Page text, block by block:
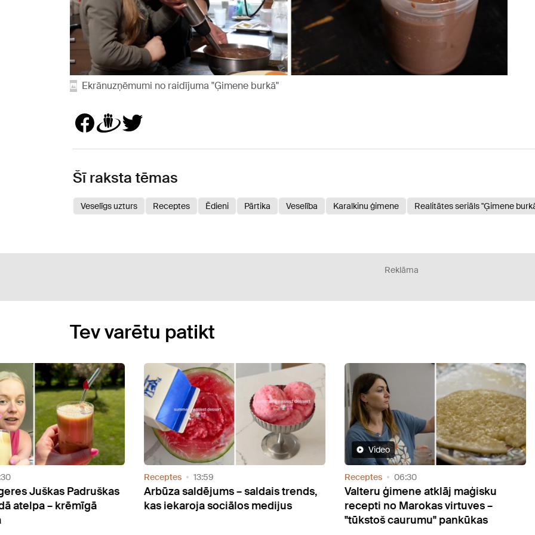
Ekrānuzņēmumi no raidījuma "Ģimene burkā"
Šī raksta tēmas
Veselīgs uzturs Receptes Ēdieni Pārtika Veselība Karalkinu ģimene Realitātes seriāls "Ģimene
Reklāma
Tev varētu patikt
Padruškas
– krēmīgā
Receptes 13:59
Arbūza saldējums – saldais trends,
kas iekaroja sociālos medijus
Receptes 06:30
Valteru ģimene atklāj maģisku
recepti no Marokas virtuves –
"tūkstoš caurumu" pankūkas